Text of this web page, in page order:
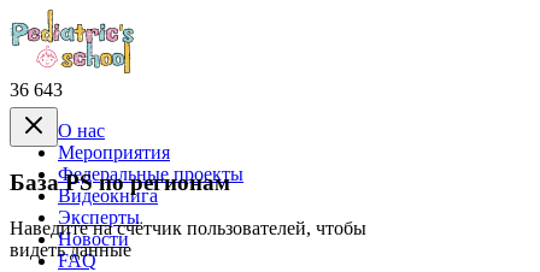
36 643
База PS по регионам
Наведите на счётчик пользователей, чтобы
видеть данные
О нас
Mероприятия
Федеральные проекты
Видеокнига
Эксперты
Новости
FAQ